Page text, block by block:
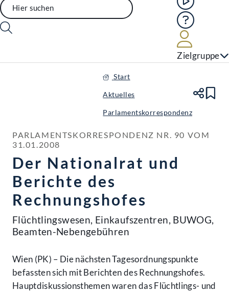
Hilfe
Zielgruppe
Start
Aktuelles
Parlamentskorrespondenz
PARLAMENTSKORRESPONDENZ NR. 90 VOM
31.01.2008
Der Nationalrat und
Berichte des
Rechnungshofes
Flüchtlingswesen, Einkaufszentren, BUWOG,
Beamten-Nebengebühren
Wien (PK) – Die nächsten Tagesordnungspunkte
befassten sich mit Berichten des Rechnungshofes.
Hauptdiskussionsthemen waren das Flüchtlings- und